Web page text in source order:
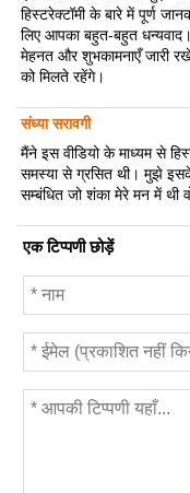
हिस्टरेक्टॉमी के बारे में पूर्ण
लिए आपका बहुत-बहुत
मेहनत और शुभकामनाएँ जारी
को मिलते रहेंगे।
संध्या सरावगी
मैंने इस वीडियो के माध्यम से
समस्या से ग्रसित थी। मुझे
सम्बंधित जो शंका मेरे मन में थी
एक टिप्पणी छोड़ें